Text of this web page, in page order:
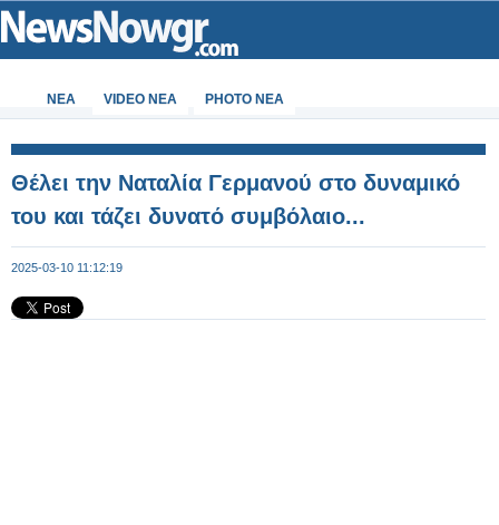
ΝΕΑ VIDEO NEA PHOTO NEA
Θέλει την Ναταλία Γερμανού στο δυναμικό
του και τάζει δυνατό συμβόλαιο...
2025-03-10 11:12:19